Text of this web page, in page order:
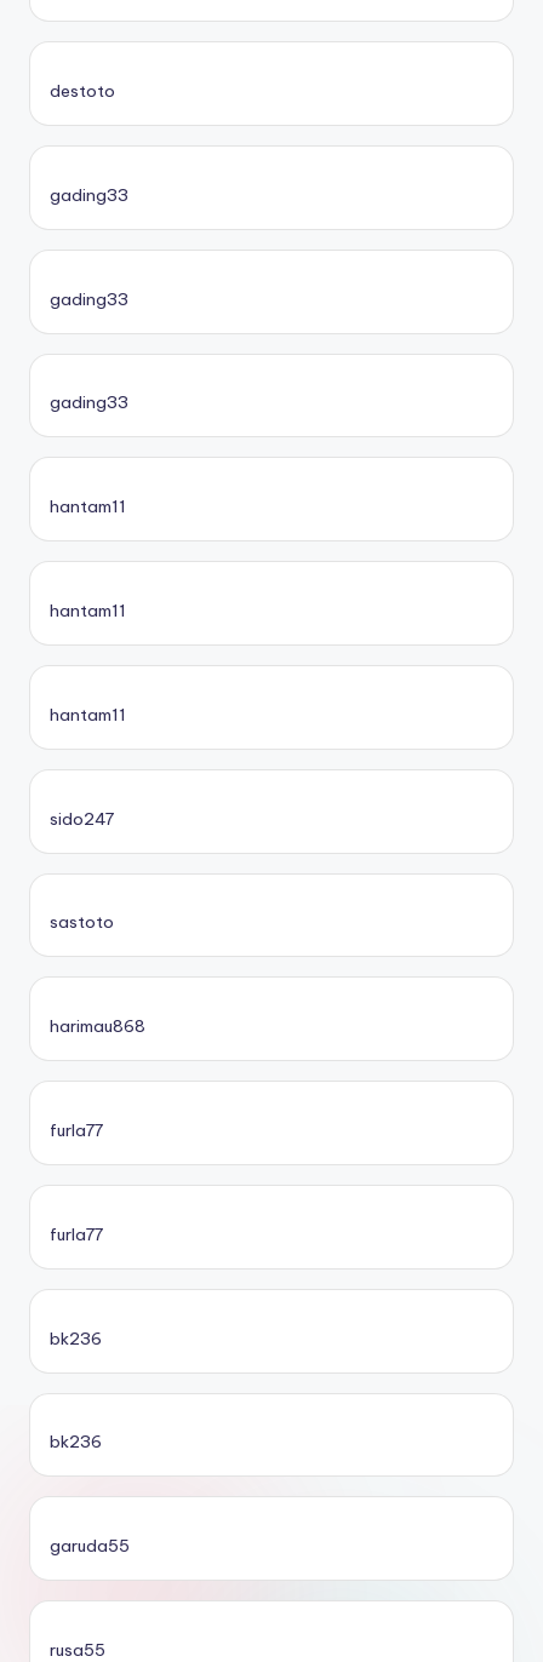
destoto
gading33
gading33
gading33
hantam11
hantam11
hantam11
sido247
sastoto
harimau868
furla77
furla77
bk236
bk236
garuda55
rusa55